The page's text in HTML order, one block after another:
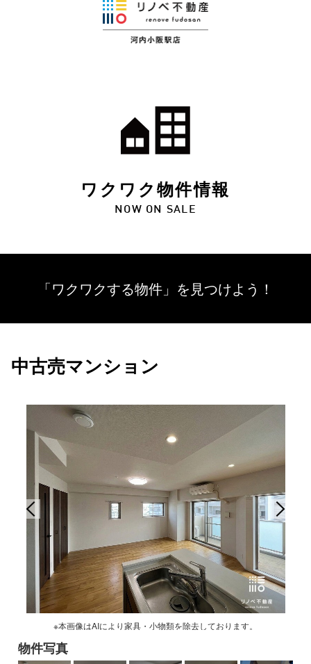
ワクワク物件情報
NOW ON SALE
「ワクワクする物件」を 見つけよう！
中古売マンション
※本画像はAIにより家具・小物類を除去しております。
物件写真